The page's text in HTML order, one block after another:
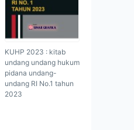
KUHP 2023 : kitab
undang undang hukum
pidana undang-
undang RI No.1 tahun
2023